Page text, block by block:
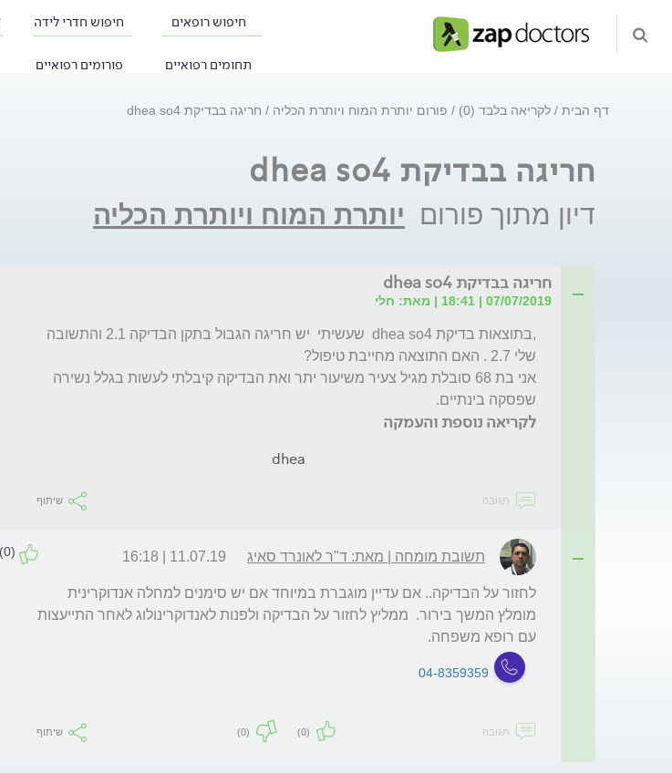
חיפוש רופאים חיפוש חדרי לידה
תחומים רפואיים פורומים רפואיים
דף הבית לקריאה בלבד (0) פורום יותרת המוח ויותרת הכליה חריגה בבדיקת dhea so4
חריגה בבדיקת dhea so4
דיון מתוך פורום יותרת המוח ויותרת הכליה
חריגה בבדיקת dhea so4
07/07/2019 | 18:41 | מאת: חלי
שפסקה בינתיים.
לקריאה נוספת והעמקה
dhea
תגובה שיתוף
תשובת מומחה | מאת: ד"ר לאונרד סאיג 11.07.19 | 16:18
(0)
עם רופא משפחה.
04-8359359
תגובה (0)
(0) שיתוף